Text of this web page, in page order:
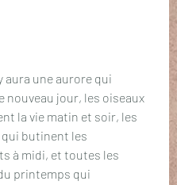
aura une aurore qui
nouveau jour, les oiseaux
la vie matin et soir, les
butinent les
à midi, et toutes les
printemps qui